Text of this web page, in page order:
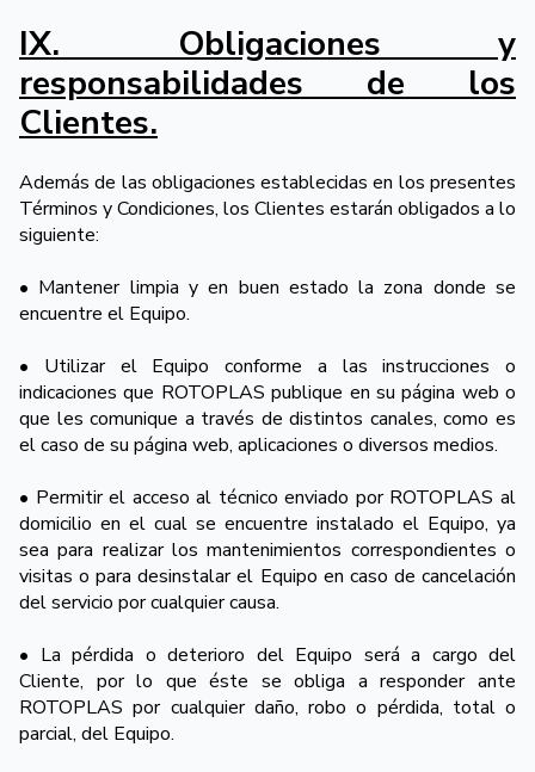
IX. Obligaciones y
responsabilidades de los
Clientes.
Además de las obligaciones establecidas en los presentes
Términos y Condiciones, los Clientes estarán obligados a lo
siguiente:
• Mantener limpia y en buen estado la zona donde se
encuentre el Equipo.
• Utilizar el Equipo conforme a las instrucciones o
indicaciones que ROTOPLAS publique en su página web o
que les comunique a través de distintos canales, como es
el caso de su página web, aplicaciones o diversos medios.
• Permitir el acceso al técnico enviado por ROTOPLAS al
domicilio en el cual se encuentre instalado el Equipo, ya
sea para realizar los mantenimientos correspondientes o
visitas o para desinstalar el Equipo en caso de cancelación
del servicio por cualquier causa.
• La pérdida o deterioro del Equipo será a cargo del
Cliente, por lo que éste se obliga a responder ante
ROTOPLAS por cualquier daño, robo o pérdida, total o
parcial, del Equipo.